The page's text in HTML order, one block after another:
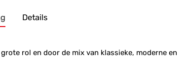
Details
rol en door de mix van klassieke, moderne en